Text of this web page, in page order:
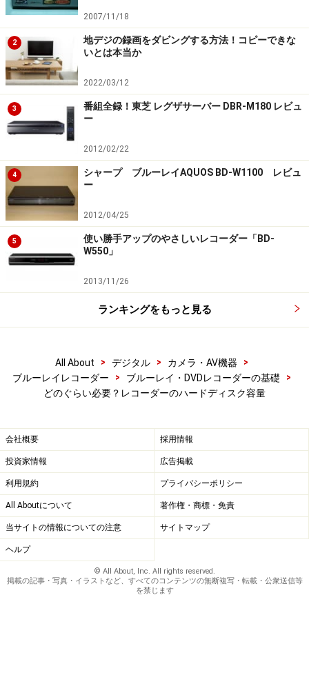
2007/11/18
2
地デジの録画をダビングする方法！コピーできな
いとは本当か
2022/03/12
3
番組全録！東芝 レグザサーバー DBR-M180 レビュ
ー
2012/02/22
4
シャープ ブルーレイAQUOS BD-W1100 レビュ
ー
2012/04/25
5
使い勝手アップのやさしいレコーダー「BD-
W550」
2013/11/26
ランキングをもっと見る
All About > デジタル > カメラ・AV機器
>
ブルーレイレコーダー
> ブルーレイ・DVDレコーダーの基礎
>
どのぐらい必要？レコーダーのハードディスク容量
会社概要 採用情報
投資家情報 広告掲載
利用規約 プライバシーポリシー
All Aboutについて 著作権・商標・免責
当サイトの情報についての注意 サイトマップ
ヘルプ
© All About, Inc. All rights reserved.
掲載の記事・写真・イラストなど、すべてのコンテンツの無断複写・転載・公衆送信等
を禁じます